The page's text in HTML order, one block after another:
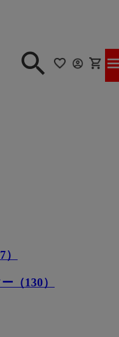
（130）